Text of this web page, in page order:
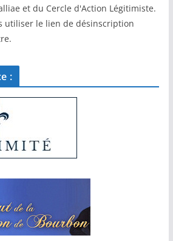
et du Cercle d'Action Légitimiste.
utiliser le lien de désinscription
: